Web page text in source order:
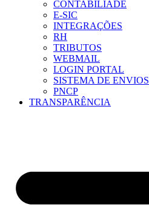
CONTABILIADE
E-SIC
INTEGRAÇÕES
RH
TRIBUTOS
WEBMAIL
LOGIN PORTAL
SISTEMA DE ENVIOS
PNCP
TRANSPARÊNCIA